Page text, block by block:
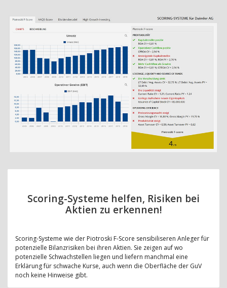
Scoring-Systeme helfen, Risiken bei
Aktien zu erkennen!
Scoring-Systeme wie der Piotroski F-Score sensibiliseren Anleger für
potenzielle Bilanzrisiken bei ihren Aktien. Sie zeigen auf wo
potenzielle Schwachstellen liegen und liefern manchmal eine
Erklärung für schwache Kurse, auch wenn die Oberfläche der GuV
noch keine Hinweise gibt.